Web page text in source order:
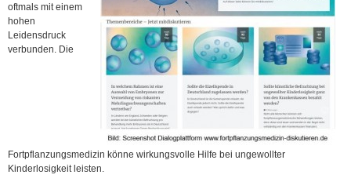
oftmals mit einem
hohen
Leidensdruck
verbunden. Die
Fortpflanzungsmedizin könne wirkungsvolle Hilfe bei ungewollter
Kinderlosigkeit leisten.